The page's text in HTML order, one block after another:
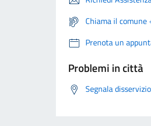
Chiama il
Prenota un
Problemi in città
Segnala disservizio